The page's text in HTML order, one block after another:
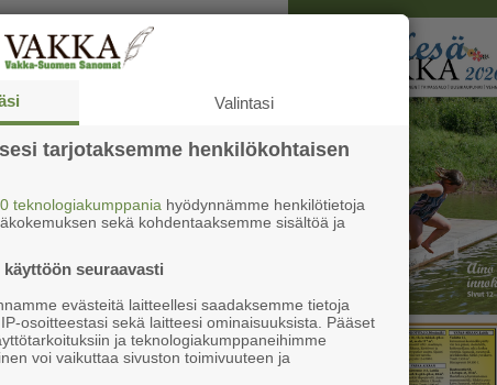
Valintasi
tarjotaksemme henkilökohtaisen
0 teknologiakumppania hyödynnämme henkilötietoja
sekä kohdentaaksemme sisältöä ja
seuraavasti
evästeitä laitteellesi saadaksemme tietoja
osoitteestasi sekä laitteesi ominaisuuksista. Pääset
ja teknologiakumppaneihimme
voi vaikuttaa sivuston toimivuuteen ja